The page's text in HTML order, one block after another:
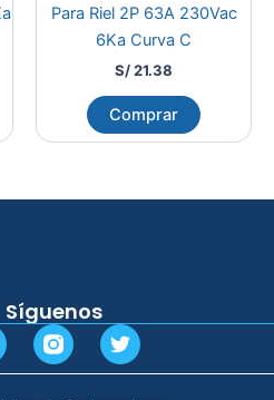
Para Riel 2P 63A 230Vac
6Ka Curva C
S/21.38
Comprar
Síguenos
T
w
i